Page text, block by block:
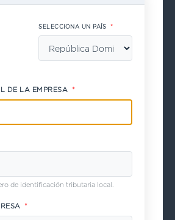
SELECCIONA UN PAÍS *
DE LA EMPRESA *
de identificación tributaria local.
*